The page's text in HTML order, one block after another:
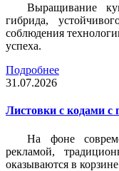
Выращивание
гибрида,
соблюдения
успеха.
Подробнее
31.07.2026
Листовки c кодами
На фоне
рекламой,
оказываются в корзине